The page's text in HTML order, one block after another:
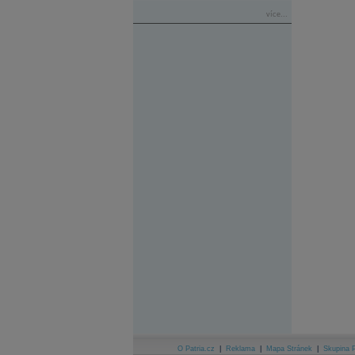
více...
O Patria.cz Reklama Mapa Stránek Skupina